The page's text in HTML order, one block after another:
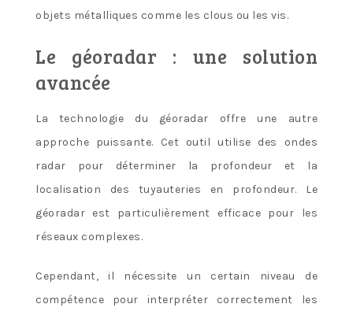
objets métalliques comme les clous ou les vis.
Le géoradar : une solution
avancée
La technologie du géoradar offre une autre
approche puissante. Cet outil utilise des ondes
radar pour déterminer la profondeur et la
localisation des tuyauteries en profondeur. Le
géoradar est particulièrement efficace pour les
réseaux complexes.
Cependant, il nécessite un certain niveau de
compétence pour interpréter correctement les